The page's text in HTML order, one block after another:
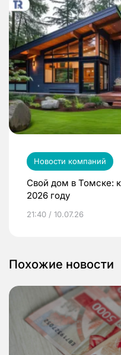
Новости компаний
Свой дом в Томске:
2026 году
21:40 / 10.07.26
Похожие новости